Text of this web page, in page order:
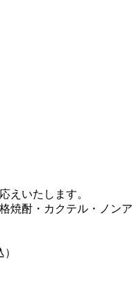
えいたします。
焼酎・カクテル・ノン